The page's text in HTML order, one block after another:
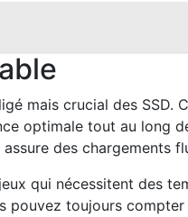
mais crucial des SSD.
optimale tout au long
des chargements
qui nécessitent des
pouvez toujours